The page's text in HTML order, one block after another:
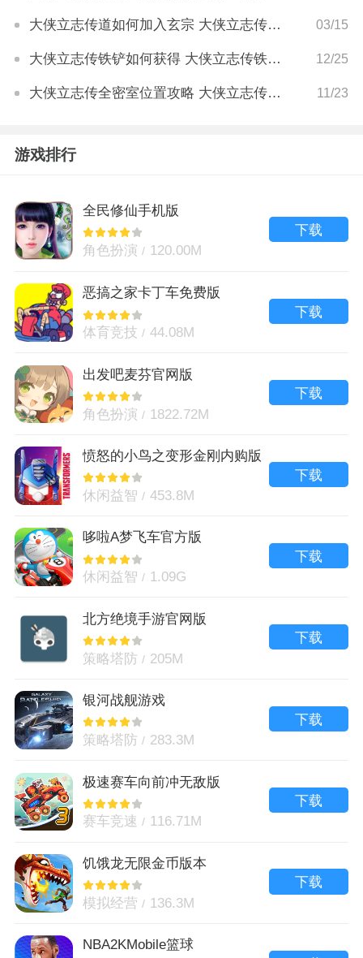
大侠立志传道如何加入玄宗 大侠立志传道加入玄宗教程 03/15
大侠立志传铁铲如何获得 大侠立志传铁铲获取指南 12/25
大侠立志传全密室位置攻略 大侠立志传密室位置在哪里 11/23
游戏排行
全民修仙手机版
角色扮演 120.00M
下载
恶搞之家卡丁车免费版
体育竞技 44.08M
下载
出发吧麦芬官网版
角色扮演 1822.72M
下载
愤怒的小鸟之变形金刚内购版
休闲益智 453.8M
下载
哆啦A梦飞车官方版
休闲益智 1.09G
下载
北方绝境手游官网版
策略塔防 205M
下载
银河战舰游戏
策略塔防 283.3M
下载
极速赛车向前冲无敌版
赛车竞速 116.71M
下载
饥饿龙无限金币版本
模拟经营 136.3M
下载
NBA2KMobile篮球